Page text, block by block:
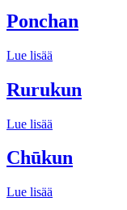
Ponchan
Lue lisää
Rurukun
Lue lisää
Chūkun
Lue lisää